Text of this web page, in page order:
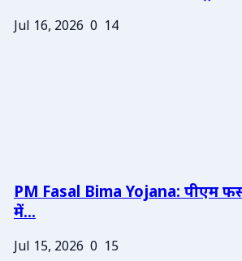
Jul 16, 2026 0 14
PM Fasal Bima Yojana: पीएम
में...
Jul 15, 2026 0 15